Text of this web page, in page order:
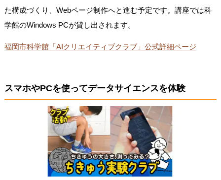
た構成づくり、Webページ制作へと進む予定です。講座では科
学館のWindows PCが貸し出されます。
福岡市科学館「AIクリエイティブクラブ」公式詳細ページ
スマホやPCを使ってデータサイエンスを体験